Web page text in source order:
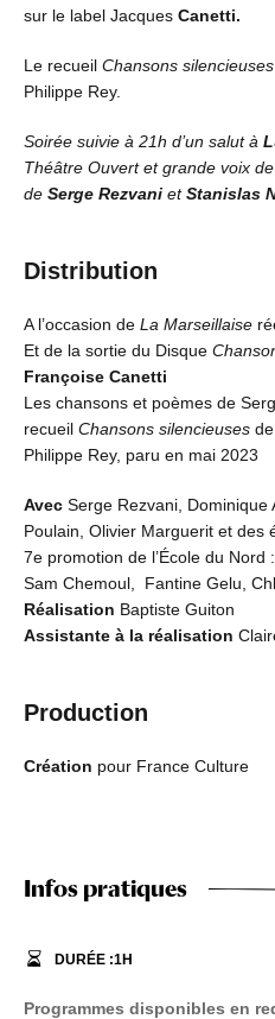
sur le label Jacques Canetti.
Le recueil Chansons silencieuses
Philippe Rey.
Soirée suivie à 21h d’un salut à
Théâtre Ouvert et grande voix
de Serge Rezvani etStanislas
Distribution
A l’occasion de La Marseillaise
Et de la sortie du Disque
Françoise Canetti
Les chansons et poèmes de
recueil Chansons silencieuses
Philippe Rey, paru en mai 2023
Avec Serge Rezvani, Dominique
Poulain, Olivier Marguerit et des
7e promotion de l’École du Nord
Sam Chemoul, Fantine Gelu,
Réalisation Baptiste Guiton
Assistante à la réalisation
Production
Création pour France Culture
Infos pratiques
DURÉE :1H
Programmes disponibles en